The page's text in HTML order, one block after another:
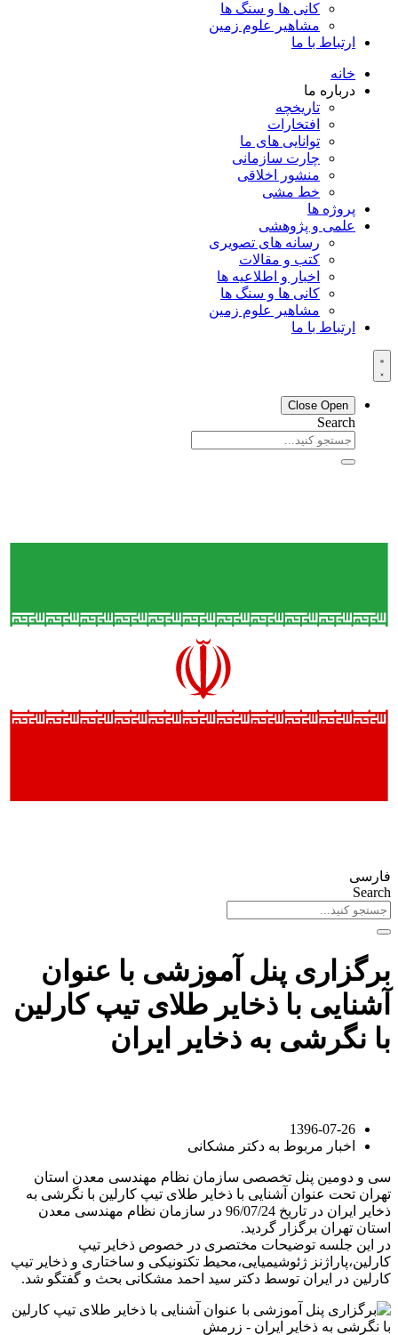
کانی ها و سنگ ها
مشاهیر علوم زمین
ارتباط با ما
خانه
درباره ما
تاریخچه
افتخارات
توانایی های ما
چارت سازمانی
منشور اخلاقی
خط مشی
پروژه ها
علمی و پژوهشی
رسانه های تصویری
کتب و مقالات
اخبار و اطلاعیه ها
کانی ها و سنگ ها
مشاهیر علوم زمین
ارتباط با ما
Close Open
Search
فارسی
Search
برگزاری پنل آموزشی با عنوان
آشنایی با ذخایر طلای تیپ کارلین
با نگرشی به ذخایر ایران
1396-07-26
اخبار مربوط به دکتر مشکانی
سی و دومین پنل تخصصی سازمان نظام مهندسی معدن استان
تهران تحت عنوان آشنایی با ذخایر طلای تیپ کارلین با نگرشی به
ذخایر ایران در تاریخ 96/07/24 در سازمان نظام مهندسی معدن
استان تهران برگزار گردید.
در این جلسه توضیحات مختصری در خصوص ذخایر تیپ
کارلین،پاراژنز ژئوشیمیایی،محیط تکتونیکی و ساختاری و ذخایر تیپ
کارلین در ایران توسط دکتر سید احمد مشکانی بحث و گفتگو شد.